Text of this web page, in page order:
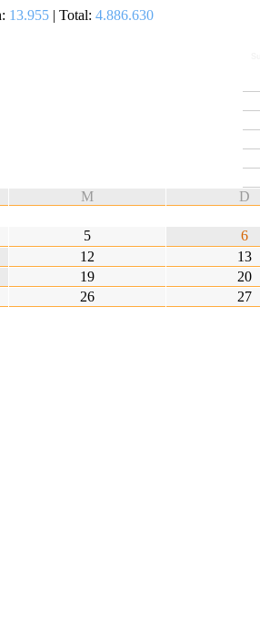
13.955 | Total: 4.886.630
M D
5 6
12 13
19 20
26 27